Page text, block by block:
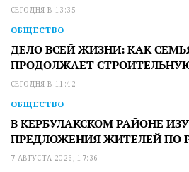
СЕГОДНЯ В 13:35
ОБЩЕСТВО
ДЕЛО ВСЕЙ ЖИЗНИ: КАК
ПРОДОЛЖАЕТ
СЕГОДНЯ В 11:42
ОБЩЕСТВО
В КЕРБУЛАКСКОМ РАЙОНЕ
ПРЕДЛОЖЕНИЯ ЖИТЕЛЕЙ ПО
7 АВГУСТА 2026, 17:36